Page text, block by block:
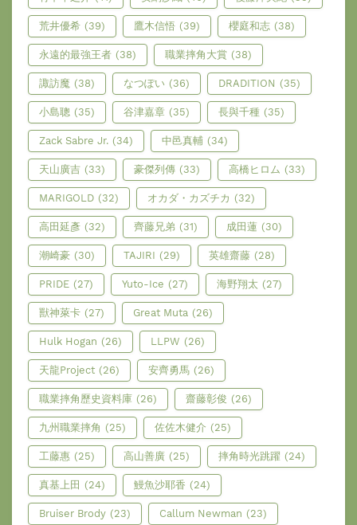
荒井優希 (39) 鷹木信悟 (39) 櫻庭和志 (38)
永遠的最強王者 (38) 職業摔角大賞 (38)
諏訪魔 (38) なつぽい (36) DRADITION (35)
小島聰 (35) 谷津嘉章 (35) 長與千種 (35)
Zack Sabre Jr. (34) 中邑真輔 (34)
天山廣吉 (33) 豪傑列傳 (33) 高橋ヒロム (33)
MARIGOLD (32) オカダ・カズチカ (32)
高田延彥 (32) 齊藤兄弟 (31) 成田蓮 (30)
潮崎豪 (30) TAJIRI (29) 英雄齋藤 (28)
PRIDE (27) Yuto-Ice (27) 海野翔太 (27)
獸神萊卡 (27) Great Muta (26)
Hulk Hogan (26) LLPW (26)
天龍Project (26) 安齊勇馬 (26)
職業摔角歷史資料庫 (26) 齋藤彰俊 (26)
九州職業摔角 (25) 佐佐木健介 (25)
工藤惠 (25) 高山善廣 (25) 摔角時光跳躍 (24)
真基上田 (24) 鰻魚沙耶香 (24)
Bruiser Brody (23) Callum Newman (23)